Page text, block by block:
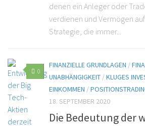
denen ein Anleger oder
verdienen und Vermögen
Strategie, die immer...
0
FINANZIELLE GRUNDLAGEN /
UNABHÄNGIGKEIT /KLUGES
EINKOMMEN /
18. SEPTEMBER 2020
Die Bedeutung der